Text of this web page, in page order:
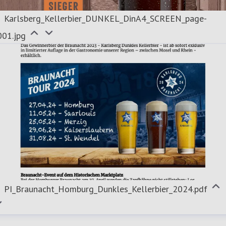
Karlsberg_Kellerbier_DUNKEL_DinA4_SCREEN_page-
PI_Braunacht_Homburg_Dunkles_Kellerbier_2024.pdf